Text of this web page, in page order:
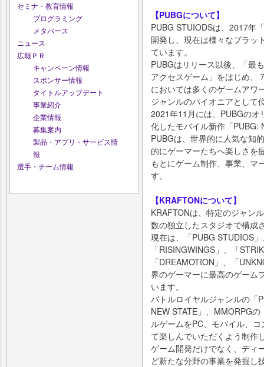
セミナ・教育情報
プログラミング
メタバース
ニュース
広報ＰＲ
キャンペーン情報
スポンサー情報
タイトルアップデート
事業紹介
企業情報
募集案内
製品・アプリ・サービス情
報
選手・チーム情報
【PUBGについて】
PUBG STUIODSは、2017年
開発し、現在は様々なプラッ
ています。
PUBGはリリース以後、「最
アクセスゲーム」をはじめ、
においては多くのゲームアワ
ジャンルのパイオニアとして
2021年11月には、PUBGの
化したモバイル新作「PUBG:
PUBGは、世界的に人気な知
的にゲーマーたちへ楽しさを
もとにゲーム制作、事業、マ
す。
【KRAFTONについて】
KRAFTONは、特定のジャン
数の独立したスタジオで構成
現在は、「PUBG STUDIOS
「RISINGWINGS」、「
「DREAMOTION」、「
界のゲーマーに最高のゲーム
います。
バトルロイヤルジャンルの「
NEW STATE」、MMORPG
ルゲームをPC、モバイル、
て楽しんでいただくよう制作
ゲーム開発だけでなく、ディ
ど新たな分野の事業を発掘し